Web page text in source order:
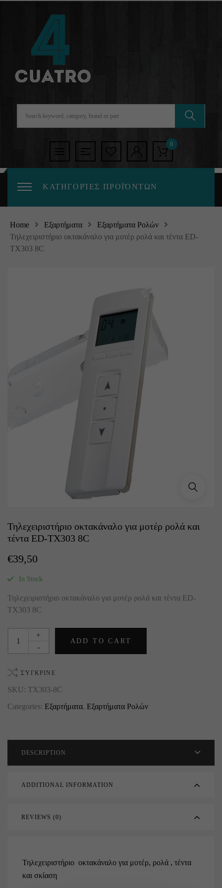
0
ΚΑΤΗΓΟΡΊΕΣ ΠΡΟΪΌΝΤΩΝ
Home Εξαρτήματα
Εξαρτήματα Ρολών
Τηλεχειριστήριο οκτακάναλο για μοτέρ ρολά και τέντα ED-
TX303 8C
Τηλεχειριστήριο οκτακάναλο για μοτέρ ρολά και
τέντα ED-TX303 8C
€39,50
In Stock
Τηλεχειριστήριο οκτακάναλο για μοτέρ ρολά και τέντα ED-
TX303 8C
-
+
ADD TO CART
ΣΎΓΚΡΙΝΕ
SKU: TX303-8C
Categories: Εξαρτήματα, Εξαρτήματα Ρολών
DESCRIPTION
ADDITIONAL INFORMATION
REVIEWS (0)
Τηλεχειριστήριο οκτακάναλο για μοτέρ, ρολά , τέντα
και σκίαση